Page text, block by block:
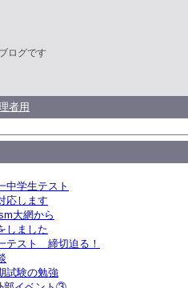
ログです
者用
中学生テスト
応します
大網から
しました
テスト 締切迫る！
試験の勉強